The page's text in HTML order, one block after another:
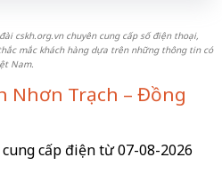
cskh.org.vn chuyên cung cấp số điện thoại,
mắc khách hàng dựa trên những thông tin có
Nam.
Nhơn Trạch – Đồng
cấp điện từ 07-08-2026